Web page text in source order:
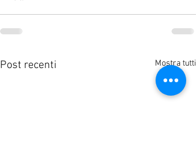
Post recenti Mostra tutti